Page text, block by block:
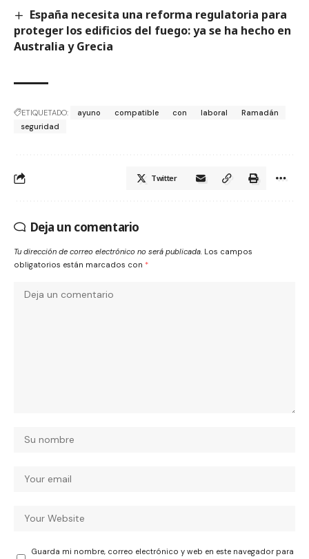
España necesita una reforma regulatoria para
proteger los edificios del fuego: ya se ha hecho en
Australia y Grecia
ETIQUETADO: ayuno compatible con laboral
Ramadán
seguridad
Twitter
Deja un comentario
Tu dirección de correo electrónico no será publicada. Los campos
obligatorios están marcados con *
Guarda mi nombre, correo electrónico y web en este navegador para